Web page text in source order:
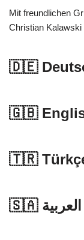
Mit freundlichen
Christian Kalawski
🇩🇪
🇬🇧
🇹🇷